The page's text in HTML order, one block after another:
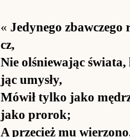
« Jedynego
cz,
Nie olśnie­wając świa­ta,
jąc umysły,
Mówił tylko jako
jako pro­rok;
A prze­cież mu